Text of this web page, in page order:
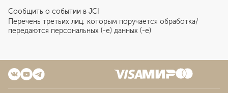
Сообщить о событии в JCI
Перечень третьих лиц, которым поручается обработка/
передаются персональных (-е) данных (-е)